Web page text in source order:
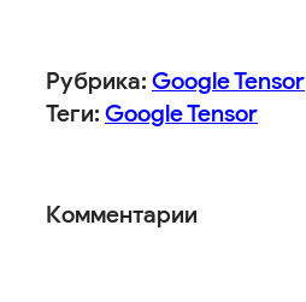
Рубрика: Google Tensor
Теги: Google Tensor
Комментарии